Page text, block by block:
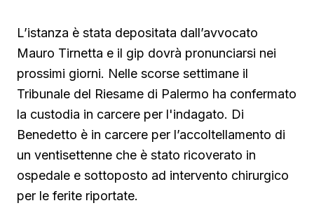
L’istanza è stata depositata dall’avvocato
Mauro Tirnetta e il gip dovrà pronunciarsi nei
prossimi giorni. Nelle scorse settimane il
Tribunale del Riesame di Palermo ha confermato
la custodia in carcere per l'indagato. Di
Benedetto è in carcere per l’accoltellamento di
un ventisettenne che è stato ricoverato in
ospedale e sottoposto ad intervento chirurgico
per le ferite riportate.